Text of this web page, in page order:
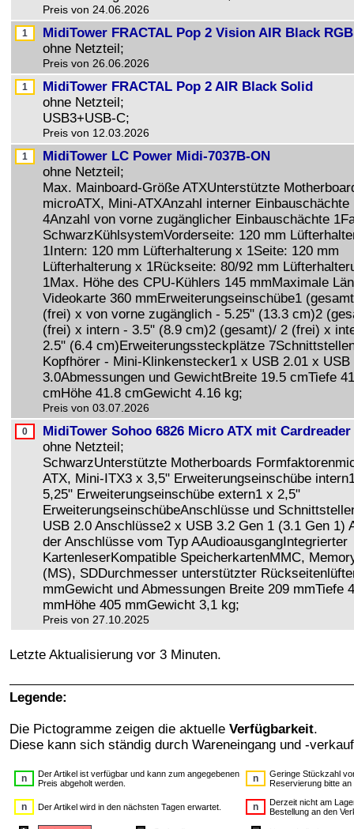
Preis von 24.06.2026
MidiTower FRACTAL Pop 2 Vision AIR Black RGB
ohne Netzteil;
Preis von 26.06.2026
MidiTower FRACTAL Pop 2 AIR Black Solid
ohne Netzteil;
USB3+USB-C;
Preis von 12.03.2026
MidiTower LC Power Midi-7037B-ON
ohne Netzteil;
Max. Mainboard-Größe ATXUnterstützte
microATX, Mini-ATXAnzahl interner Einbauschächte
4Anzahl von vorne zugänglicher Einbauschächte
SchwarzKühlsystemVorderseite: 120 mm
1Intern: 120 mm Lüfterhalterung x 1Seite: 120 mm
Lüfterhalterung x 1Rückseite: 80/92 mm
1Max. Höhe des CPU-Kühlers 145 mmMaximale
Videokarte 360 mmErweiterungseinschübe1
(frei) x von vorne zugänglich - 5.25" (13.3 cm)2
(frei) x intern - 3.5" (8.9 cm)2 (gesamt)/ 2 (frei) x
2.5" (6.4 cm)Erweiterungssteckplätze
Kopfhörer - Mini-Klinkenstecker1 x USB 2.01 x USB
3.0Abmessungen und GewichtBreite 19.5 cmTiefe
cmHöhe 41.8 cmGewicht 4.16 kg;
Preis von 03.07.2026
MidiTower Sohoo 6826 Micro ATX mit Cardreader
ohne Netzteil;
SchwarzUnterstützte Motherboards
ATX, Mini-ITX3 x 3,5" Erweiterungseinschübe
5,25" Erweiterungseinschübe extern1 x 2,5"
ErweiterungseinschübeAnschlüsse und
USB 2.0 Anschlüsse2 x USB 3.2 Gen 1 (3.1 Gen 1)
der Anschlüsse vom Typ AAudioausgangIntegrierter
KartenleserKompatible SpeicherkartenMMC,
(MS), SDDurchmesser unterstützter
mmGewicht und Abmessungen Breite 209 mmTiefe
mmHöhe 405 mmGewicht 3,1 kg;
Preis von 27.10.2025
Letzte Aktualisierung vor 3 Minuten.
Legende:
Die Pictogramme zeigen die aktuelle Verfügbarkeit.
Diese kann sich ständig durch Wareneingang und -
Der Artikel ist verfügbar und kann zum angegebenen
Preis abgeholt werden.
Geringe Stückzahl
Reservierung bitte
Der Artikel wird in den nächsten Tagen erwartet.
Derzeit nicht am
Bestellung an den